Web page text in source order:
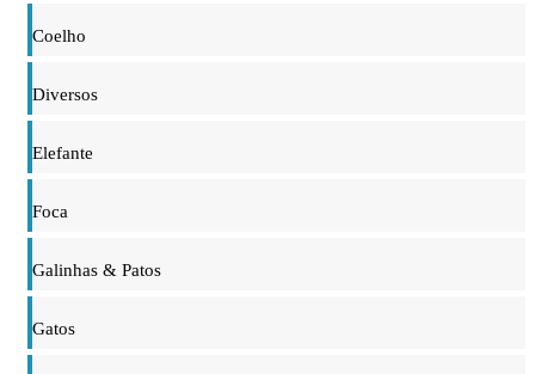
Coelho
Diversos
Elefante
Foca
Galinhas & Patos
Gatos